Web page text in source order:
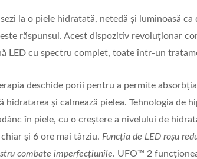
la o piele hidratată, netedă și luminoasă
răspunsul. Acest dispozitiv revoluționar
LED cu spectru complet, toate într-un
deschide porii pentru a permite
hidratarea și calmează pielea. Tehnologia de
în piele, cu o creștere a nivelului de
și 6 ore mai târziu. Funcția de LED roșu
combate imperfecțiunile. UFO™ 2